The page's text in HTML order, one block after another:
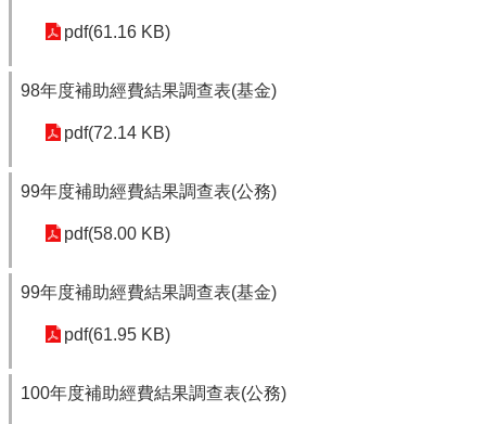
pdf(61.16 KB)
98年度補助經費結果調查表(基金)
pdf(72.14 KB)
99年度補助經費結果調查表(公務)
pdf(58.00 KB)
99年度補助經費結果調查表(基金)
pdf(61.95 KB)
100年度補助經費結果調查表(公務)